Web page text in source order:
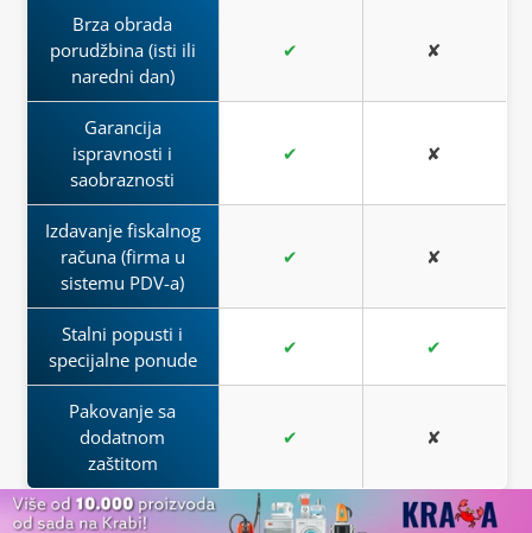
Brza obrada
porudžbina (isti ili
naredni dan)
✔ ✘
Garancija
ispravnosti i
saobraznosti
✔ ✘
Izdavanje fiskalnog
računa (firma u
sistemu PDV-a)
✔ ✘
Stalni popusti i
specijalne ponude
✔ ✔
Pakovanje sa
dodatnom
zaštitom
✔ ✘